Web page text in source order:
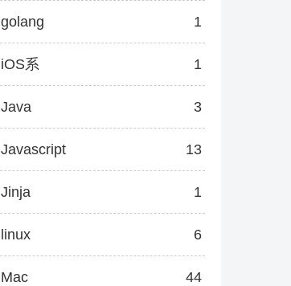
golang 1
iOS系 1
Java 3
Javascript 13
Jinja 1
linux 6
Mac 44